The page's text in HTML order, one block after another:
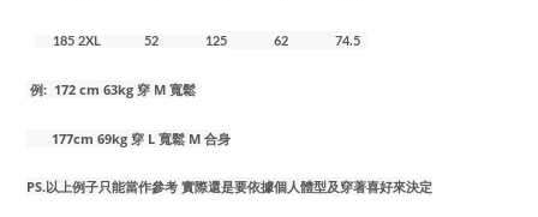
185 2XL 52 125 62 74.5
例: 172 cm 63kg 穿 M 寬鬆
177cm 69kg 穿 L 寬鬆 M 合身
PS.以上例子只能當作參考 實際還是要依據個人體型及穿著喜好來決定